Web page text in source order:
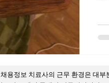
스
채용정보 치료사의 근무 환경은 대부